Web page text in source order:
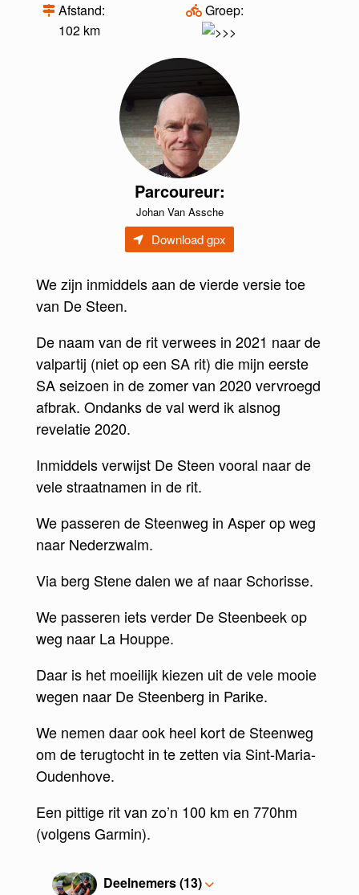
Afstand:
102 km
Groep:
Parcoureur:
Johan Van Assche
Download gpx
We zijn inmiddels aan de vierde versie toe
van De Steen.
De naam van de rit verwees in 2021 naar de
valpartij (niet op een SA rit) die mijn eerste
SA seizoen in de zomer van 2020 vervroegd
afbrak. Ondanks de val werd ik alsnog
revelatie 2020.
Inmiddels verwijst De Steen vooral naar de
vele straatnamen in de rit.
We passeren de Steenweg in Asper op weg
naar Nederzwalm.
Via berg Stene dalen we af naar Schorisse.
We passeren iets verder De Steenbeek op
weg naar La Houppe.
Daar is het moeilijk kiezen uit de vele mooie
wegen naar De Steenberg in Parike.
We nemen daar ook heel kort de Steenweg
om de terugtocht in te zetten via Sint-Maria-
Oudenhove.
Een pittige rit van zo’n 100 km en 770hm
(volgens Garmin).
Deelnemers (13)